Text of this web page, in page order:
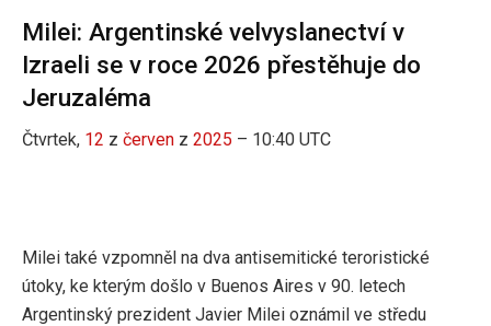
Milei: Argentinské velvyslanectví v
Izraeli se v roce 2026 přestěhuje do
Jeruzaléma
Čtvrtek, 12 z červen z 2025 – 10:40 UTC
Milei také vzpomněl na dva antisemitické teroristické
útoky, ke kterým došlo v Buenos Aires v 90. letech
Argentinský prezident Javier Milei oznámil ve středu